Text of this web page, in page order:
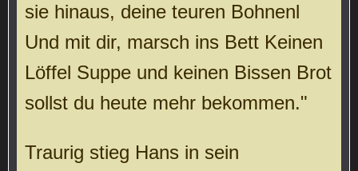
sie hinaus, deine teuren Bohnenl
Und mit dir, marsch ins Bett Keinen
Löffel Suppe und keinen Bissen Brot
sollst du heute mehr bekommen."
Traurig stieg Hans in sein